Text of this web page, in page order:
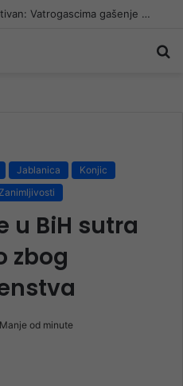
MISTERIJA NA KIOSCIMA: Muškarac jutros u Konjicu pokupovao sve primjerke “Dnevnog avaza”
Jablanica
Konjic
Zanimljivosti
u BiH sutra
zbog
Manje od minute